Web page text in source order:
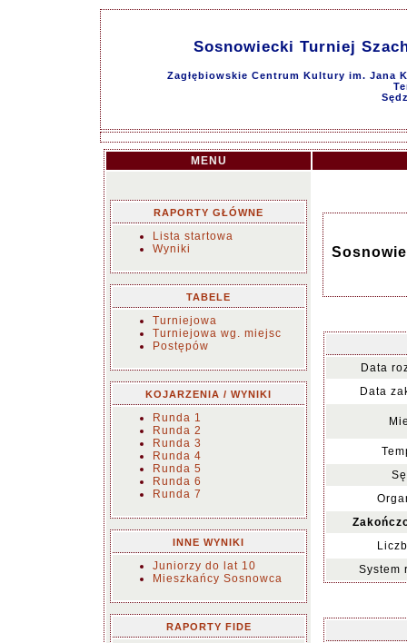
Sosnowiecki Turniej
Zagłębiowskie Centrum Kultury im. Jana
MENU
RAPORTY GŁÓWNE
Lista startowa
Wyniki
TABELE
Turniejowa
Turniejowa wg. miejsc
Postępów
KOJARZENIA / WYNIKI
Runda 1
Runda 2
Runda 3
Runda 4
Runda 5
Runda 6
Runda 7
INNE WYNIKI
Juniorzy do lat 10
Mieszkańcy Sosnowca
RAPORTY FIDE
Data
Data
System